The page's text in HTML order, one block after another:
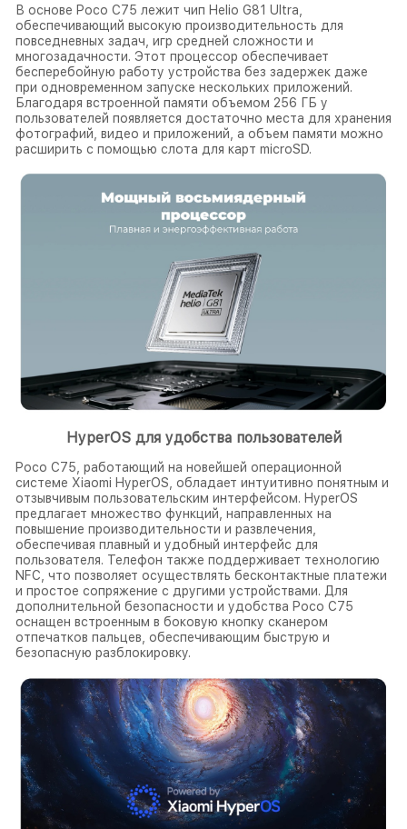
В основе Poco C75 лежит чип Helio G81 Ultra,
обеспечивающий высокую производительность для
повседневных задач, игр средней сложности и
многозадачности. Этот процессор обеспечивает
бесперебойную работу устройства без задержек даже
при одновременном запуске нескольких приложений.
Благодаря встроенной памяти объемом 256 ГБ у
пользователей появляется достаточно места для хранения
фотографий, видео и приложений, а объем памяти можно
расширить с помощью слота для карт microSD.
HyperOS для удобства пользователей
Poco C75, работающий на новейшей операционной
системе Xiaomi HyperOS, обладает интуитивно понятным и
отзывчивым пользовательским интерфейсом. HyperOS
предлагает множество функций, направленных на
повышение производительности и развлечения,
обеспечивая плавный и удобный интерфейс для
пользователя. Телефон также поддерживает технологию
NFC, что позволяет осуществлять бесконтактные платежи
и простое сопряжение с другими устройствами. Для
дополнительной безопасности и удобства Poco C75
оснащен встроенным в боковую кнопку сканером
отпечатков пальцев, обеспечивающим быструю и
безопасную разблокировку.